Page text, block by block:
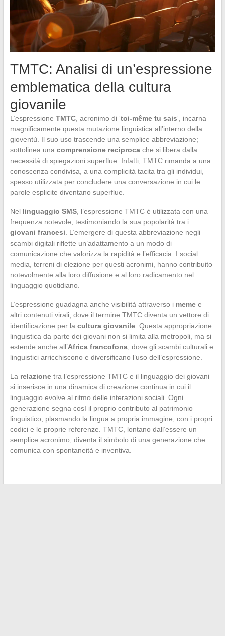
TMTC: Analisi di un’espressione
emblematica della cultura
giovanile
L’espressione TMTC, acronimo di ‘toi-même tu sais‘, incarna
magnificamente questa mutazione linguistica all’interno della
gioventù. Il suo uso trascende una semplice abbreviazione;
sottolinea una comprensione reciprocache si libera dalla
necessità di spiegazioni superflue. Infatti, TMTC rimanda a una
conoscenza condivisa, a una complicità tacita tra gli individui,
spesso utilizzata per concludere una conversazione in cui le
parole esplicite diventano superflue.
Nel linguaggio SMS, l’espressione TMTC è utilizzata con una
frequenza notevole, testimoniando la sua popolarità tra i
giovani francesi . L’emergere di questa abbreviazione negli
scambi digitali riflette un’adattamento a un modo di
comunicazione che valorizza la rapidità e l’efficacia. I social
media, terreni di elezione per questi acronimi, hanno contribuito
notevolmente alla loro diffusione e al loro radicamento nel
linguaggio quotidiano.
L’espressione guadagna anche visibilità attraverso i memee
altri contenuti virali, dove il termine TMTC diventa un vettore di
identificazione per la cultura giovanile. Questa appropriazione
linguistica da parte dei giovani non si limita alla metropoli, ma si
estende anche all’Africa francofona, dove gli scambi culturali e
linguistici arricchiscono e diversificano l’uso dell’espressione.
La relazionetra l’espressione TMTC e il linguaggio dei giovani
si inserisce in una dinamica di creazione continua in cui il
linguaggio evolve al ritmo delle interazioni sociali. Ogni
generazione segna così il proprio contributo al patrimonio
linguistico, plasmando la lingua a propria immagine, con i propri
codici e le proprie referenze. TMTC, lontano dall’essere un
semplice acronimo, diventa il simbolo di una generazione che
comunica con spontaneità e inventiva.